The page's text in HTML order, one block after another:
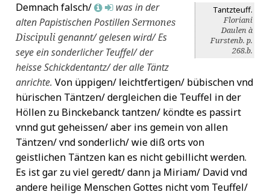
Tantzteuff.
Floriani
Daulen à
Furstenb. p.
268.b.
Demnach falsch/ L Mwas in der
alten Papistischen PostillenSermones
Discipuligenannt/ gelesen wird/ Es
seye ein sonderlicher Teuffel/ der
heisse Schickdentantz/ der alle Täntz
anrichte. Von üppigen/ leichtfertigen/ bübischen vnd
hürischen Täntzen/ dergleichen die Teuffel in der
Höllen zu Binckebanck tantzen/ köndte es passirt
vnnd gut geheissen/ aber ins gemein von allen
Täntzen/ vnd sonderlich/ wie diß orts von
geistlichen Täntzen kan es nicht gebillicht werden.
Es ist gar zu viel geredt/ dann ja Miriam/ David vnd
andere heilige Menschen Gottes nicht vom Teuffel/